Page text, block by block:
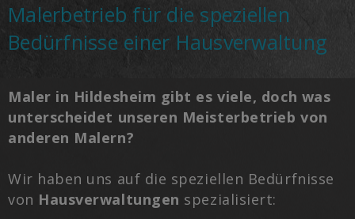
Malerbetrieb für die speziellen
Bedürfnisse einer Hausverwaltung
Maler in Hildesheim gibt es viele, doch was
unterscheidet unseren Meisterbetrieb von
anderen Malern?
Wir haben uns auf die speziellen Bedürfnisse
von Hausverwaltungen spezialisiert: